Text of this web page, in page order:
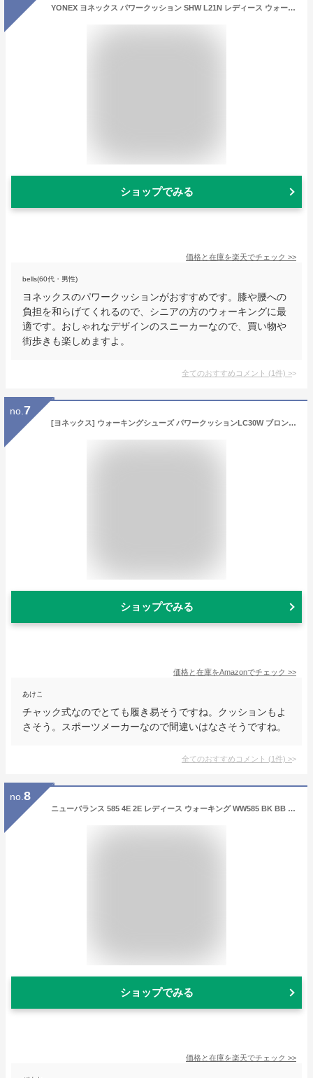
YONEX ヨネックス パワークッション SHW L21N レディース ウォーキングシューズ トラベルシューズ スニーカー シューズ 靴 紐靴 LC21後継モデル SHW-L21N
ショップでみる
価格と在庫を楽天でチェック >>
bells(60代・男性)
ヨネックスのパワークッションがおすすめです。膝や腰への
負担を和らげてくれるので、シニアの方のウォーキングに最
適です。おしゃれなデザインのスニーカーなので、買い物や
街歩きも楽しめますよ。
全てのおすすめコメント (1件) >
no. 7
[ヨネックス] ウォーキングシューズ パワークッションLC30W ブロンズ 23.0
ショップでみる
価格と在庫をAmazonでチェック >>
あけこ
チャック式なのでとても履き易そうですね。クッションもよ
さそう。スポーツメーカーなので間違いはなさそうですね。
全てのおすすめコメント (1件) >
no. 8
ニューバランス 585 4E 2E レディース ウォーキング WW585 BK BB ブラック ブラウン newbalance スニーカー
ショップでみる
価格と在庫を楽天でチェック >>